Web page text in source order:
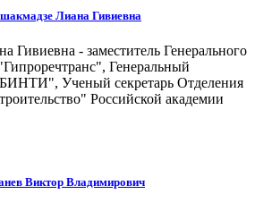
Лиана Гивиевна
Гивиевна - заместитель Генерального
Генеральный
Ученый секретарь Отделения
Российской академии
Виктор Владимирович